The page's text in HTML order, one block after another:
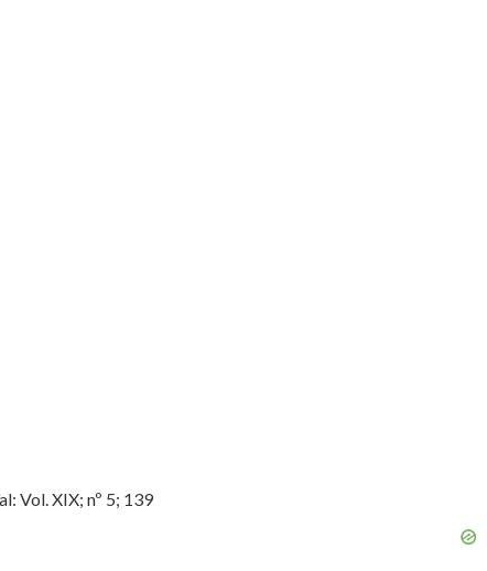
Vol. XIX; nº 5; 139